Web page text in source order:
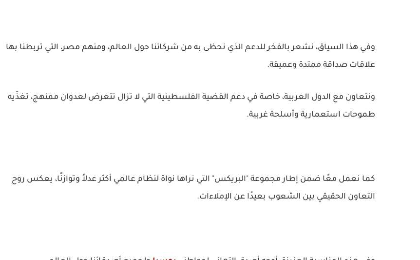
وفي هذا السياق، نشعر بالفخر للدعم الذي نحظى به من شركائنا حول العالم، ومنهم مصر، التي تربطنا بها
علاقات صداقة ممتدة وعميقة.
ونتعاون مع الدول العربية، خاصة في دعم القضية الفلسطينية التي لا تزال تتعرض لعدوان ممنهج، تغذّيه
طموحات استعمارية وأسلحة غربية.
كما نعمل معًا ضمن إطار مجموعة "البريكس" التي نراها نواة لنظام عالمي أكثر عدلاً وتوازنًا، يعكس روح
التعاون الحقيقي بين الشعوب بعيدًا عن الإملاءات.